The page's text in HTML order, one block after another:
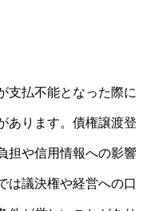
支払不能となった際に
あります。債権譲渡登
担や信用情報への影響
は議決権や経営への口